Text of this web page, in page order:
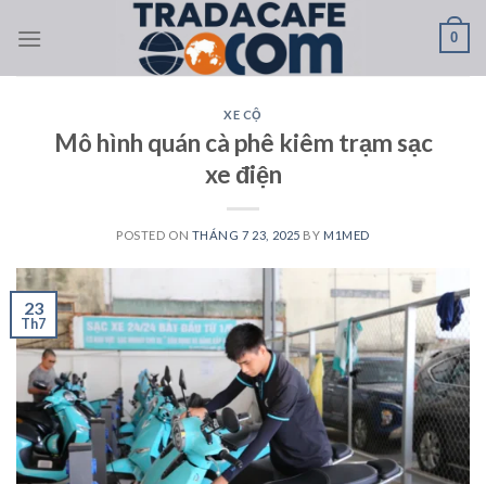
0
XE CỘ
Mô hình quán cà phê kiêm trạm sạc
xe điện
POSTED ON THÁNG 7 23, 2025 BY M1MED
23
Th7